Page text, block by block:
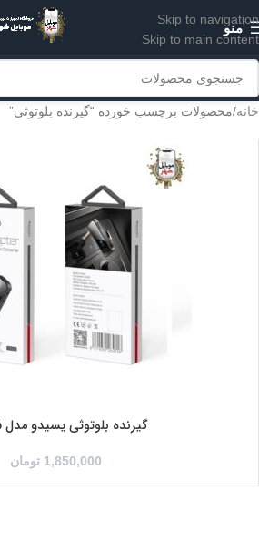
Skip to navigation
Skip to main content
منو
خانه محصولات برچسب خورده “گیرنده بلوتوثی”
گیرنده بلوتوثی یسیدو مدل YAU25
1,850,000 تومان